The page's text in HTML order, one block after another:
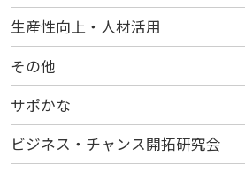
生産性向上・人材活用
その他
サポかな
ビジネス・チャンス開拓研究会